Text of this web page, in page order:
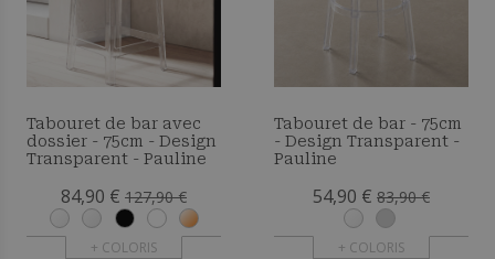
Tabouret de bar avec
dossier - 75cm - Design
Transparent - Pauline
84,90 € 127,90 €
+ COLORIS
Tabouret de bar - 75cm
- Design Transparent -
Pauline
54,90 € 83,90 €
+ COLORIS